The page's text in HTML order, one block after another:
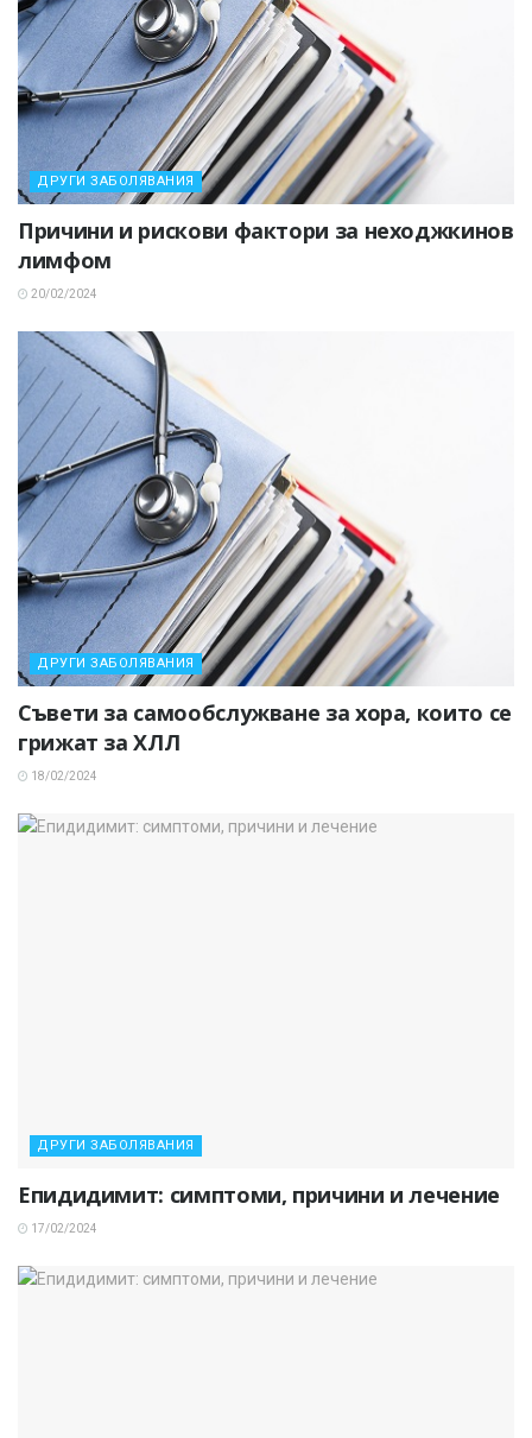
ДРУГИ ЗАБОЛЯВАНИЯ
Причини и рискови фактори за неходжкинов
лимфом
20/02/2024
ДРУГИ ЗАБОЛЯВАНИЯ
Съвети за самообслужване за хора, които се
грижат за ХЛЛ
18/02/2024
ДРУГИ ЗАБОЛЯВАНИЯ
Епидидимит: симптоми, причини и лечение
17/02/2024